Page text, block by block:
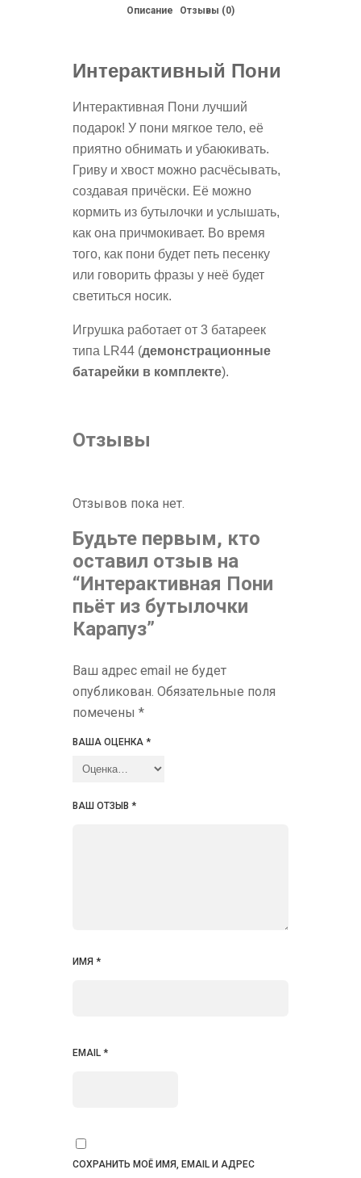
Описание Отзывы (0)
Интерактивный Пони
Интерактивная Пони лучший
подарок! У пони мягкое тело, её
приятно обнимать и убаюкивать.
Гриву и хвост можно расчёсывать,
создавая причёски. Её можно
кормить из бутылочки и услышать,
как она причмокивает. Во время
того, как пони будет петь песенку
или говорить фразы у неё будет
светиться носик.
Игрушка работает от 3 батареек
типа LR44 (демонстрационные
батарейки в комплекте).
Отзывы
Отзывов пока нет.
Будьте первым, кто
оставил отзыв на
“Интерактивная Пони
пьёт из бутылочки
Карапуз”
Ваш адрес email не будет
опубликован. Обязательные поля
помечены *
ВАША ОЦЕНКА *
ВАШ ОТЗЫВ *
ИМЯ *
EMAIL *
СОХРАНИТЬ МОЁ ИМЯ, EMAIL И АДРЕС